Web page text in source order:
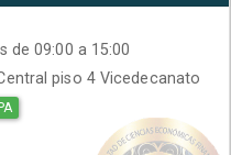
de 09:00 a 15:00
piso 4 Vicedecanato